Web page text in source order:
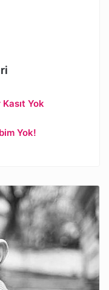
Yok
Yok!